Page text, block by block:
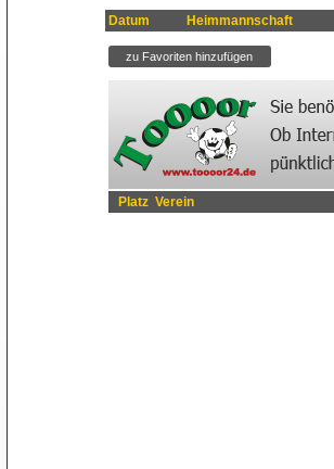
Datum Heimmannschaft
Platz Verein